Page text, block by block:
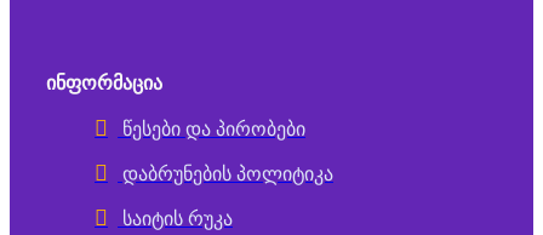
ᲘᲜᲤᲝᲠᲛᲐᲪᲘᲐ
წესები და პირობები
დაბრუნების პოლიტიკა
საიტის რუკა